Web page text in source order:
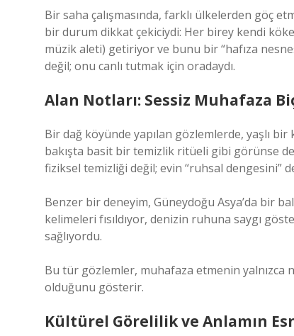
Bir saha çalışmasında, farklı ülkelerden göç
bir durum dikkat çekiciydi: Her birey kendi
müzik aleti) getiriyor ve bunu bir “hafıza
değil; onu canlı tutmak için oradaydı.
Alan Notları: Sessiz Muhafaza
Bir dağ köyünde yapılan gözlemlerde, yaşlı
bakışta basit bir temizlik ritüeli gibi görünse
fiziksel temizliği değil; evin “ruhsal dengesini”
Benzer bir deneyim, Güneydoğu Asya’da bir
kelimeleri fısıldıyor, denizin ruhuna saygı
sağlıyordu.
Bu tür gözlemler, muhafaza etmenin yalnızca
olduğunu gösterir.
Kültürel Görelilik ve Anlamın